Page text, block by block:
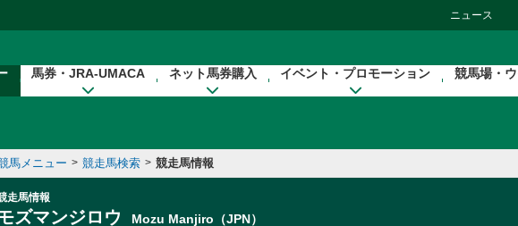
ニュース
馬券・JRA-UMACA ネット馬券購入 イベント・プロモーション 競馬場・
馬メニュー > 競走馬検索 > 競走馬情報
走馬情報
ズマンジロウ Mozu Manjiro（JPN）